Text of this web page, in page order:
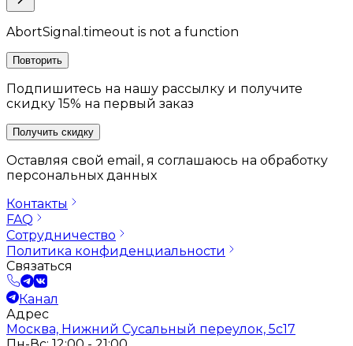
AbortSignal.timeout is not a function
Повторить
Подпишитесь на нашу рассылку и получите
скидку 15% на первый заказ
Получить скидку
Оставляя свой email, я соглашаюсь на обработку
персональных данных
Контакты
FAQ
Сотрудничество
Политика конфиденциальности
Связаться
Канал
Адрес
Москва, Нижний Сусальный переулок, 5с17